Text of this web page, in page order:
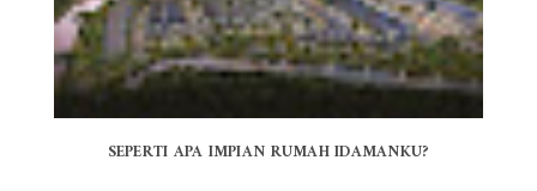
SEPERTI APA IMPIAN RUMAH IDAMANKU?